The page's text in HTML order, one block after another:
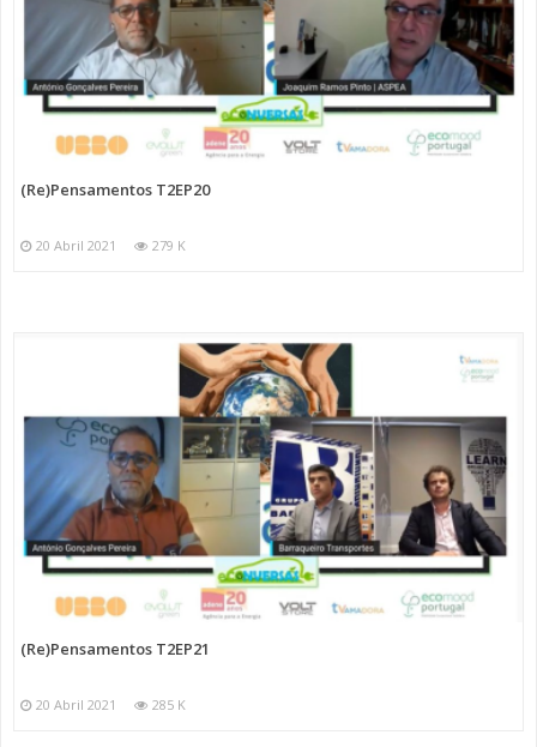
(Re)Pensamentos T2EP20
20 Abril 2021 279 K
(Re)Pensamentos T2EP21
20 Abril 2021 285 K